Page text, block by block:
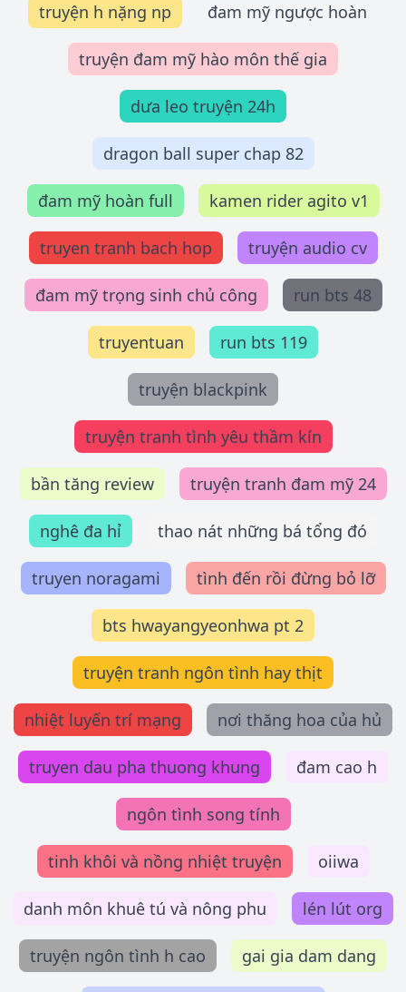
truyện h nặng np đam mỹ ngược hoàn
truyện đam mỹ hào môn thế gia
dưa leo truyện 24h
dragon ball super chap 82
đam mỹ hoàn full kamen rider agito v1
truyen tranh bach hop truyện audio cv
đam mỹ trọng sinh chủ công run bts 48
truyentuan run bts 119
truyện blackpink
truyện tranh tình yêu thầm kín
bần tăng review truyện tranh đam mỹ 24
nghê đa hỉ thao nát những bá tổng đó
truyen noragami tình đến rồi đừng bỏ lỡ
bts hwayangyeonhwa pt 2
truyện tranh ngôn tình hay thịt
nhiệt luyến trí mạng nơi thăng hoa của hủ
truyen dau pha thuong khung đam cao h
ngôn tình song tính
tinh khôi và nồng nhiệt truyện oiiwa
danh môn khuê tú và nông phu lén lút org
truyện ngôn tình h cao gai gia dam dang